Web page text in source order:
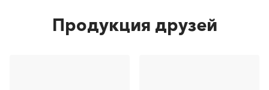
Продукция друзей